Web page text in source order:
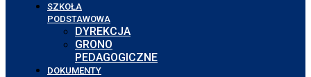
SZKOŁA
PODSTAWOWA
DYREKCJA
GRONO
PEDAGOGICZNE
DOKUMENTY